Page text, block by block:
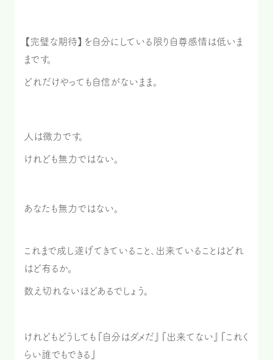
【完璧な期待】を自分にしている限り自尊感情は低いま
まです。
どれだけやっても自信がないまま。
人は微力です。
けれども無力ではない。
あなたも無力ではない。
これまで成し遂げてきていること、出来ていることはどれ
はど有るか。
数え切れないほどあるでしょう。
けれどもどうしても『自分はダメだ』『出来てない』『これく
らい誰でもできる』